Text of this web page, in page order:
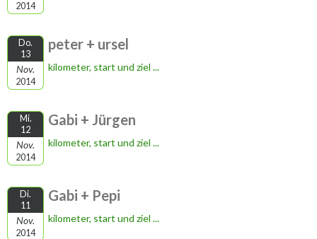
2014
Do.
13
Nov.
2014
peter + ursel
kilometer, start und ziel ...
Mi.
12
Nov.
2014
Gabi + Jürgen
kilometer, start und ziel ...
Di.
11
Nov.
2014
Gabi + Pepi
kilometer, start und ziel ...